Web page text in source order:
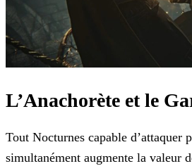
L’Anachorète et le
Tout Nocturnes capable d’attaquer
simultanément augmente la valeur